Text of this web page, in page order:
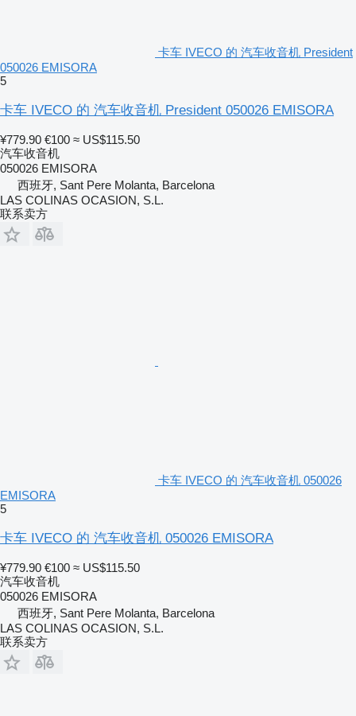
卡车 IVECO 的 汽车收音机 President
050026 EMISORA
5
卡车 IVECO 的 汽车收音机 President 050026 EMISORA
¥779.90 €100 ≈ US$115.50
汽车收音机
050026 EMISORA
西班牙, Sant Pere Molanta, Barcelona
LAS COLINAS OCASION, S.L.
联系卖方
卡车 IVECO 的 汽车收音机 050026
EMISORA
5
卡车 IVECO 的 汽车收音机 050026 EMISORA
¥779.90 €100 ≈ US$115.50
汽车收音机
050026 EMISORA
西班牙, Sant Pere Molanta, Barcelona
LAS COLINAS OCASION, S.L.
联系卖方